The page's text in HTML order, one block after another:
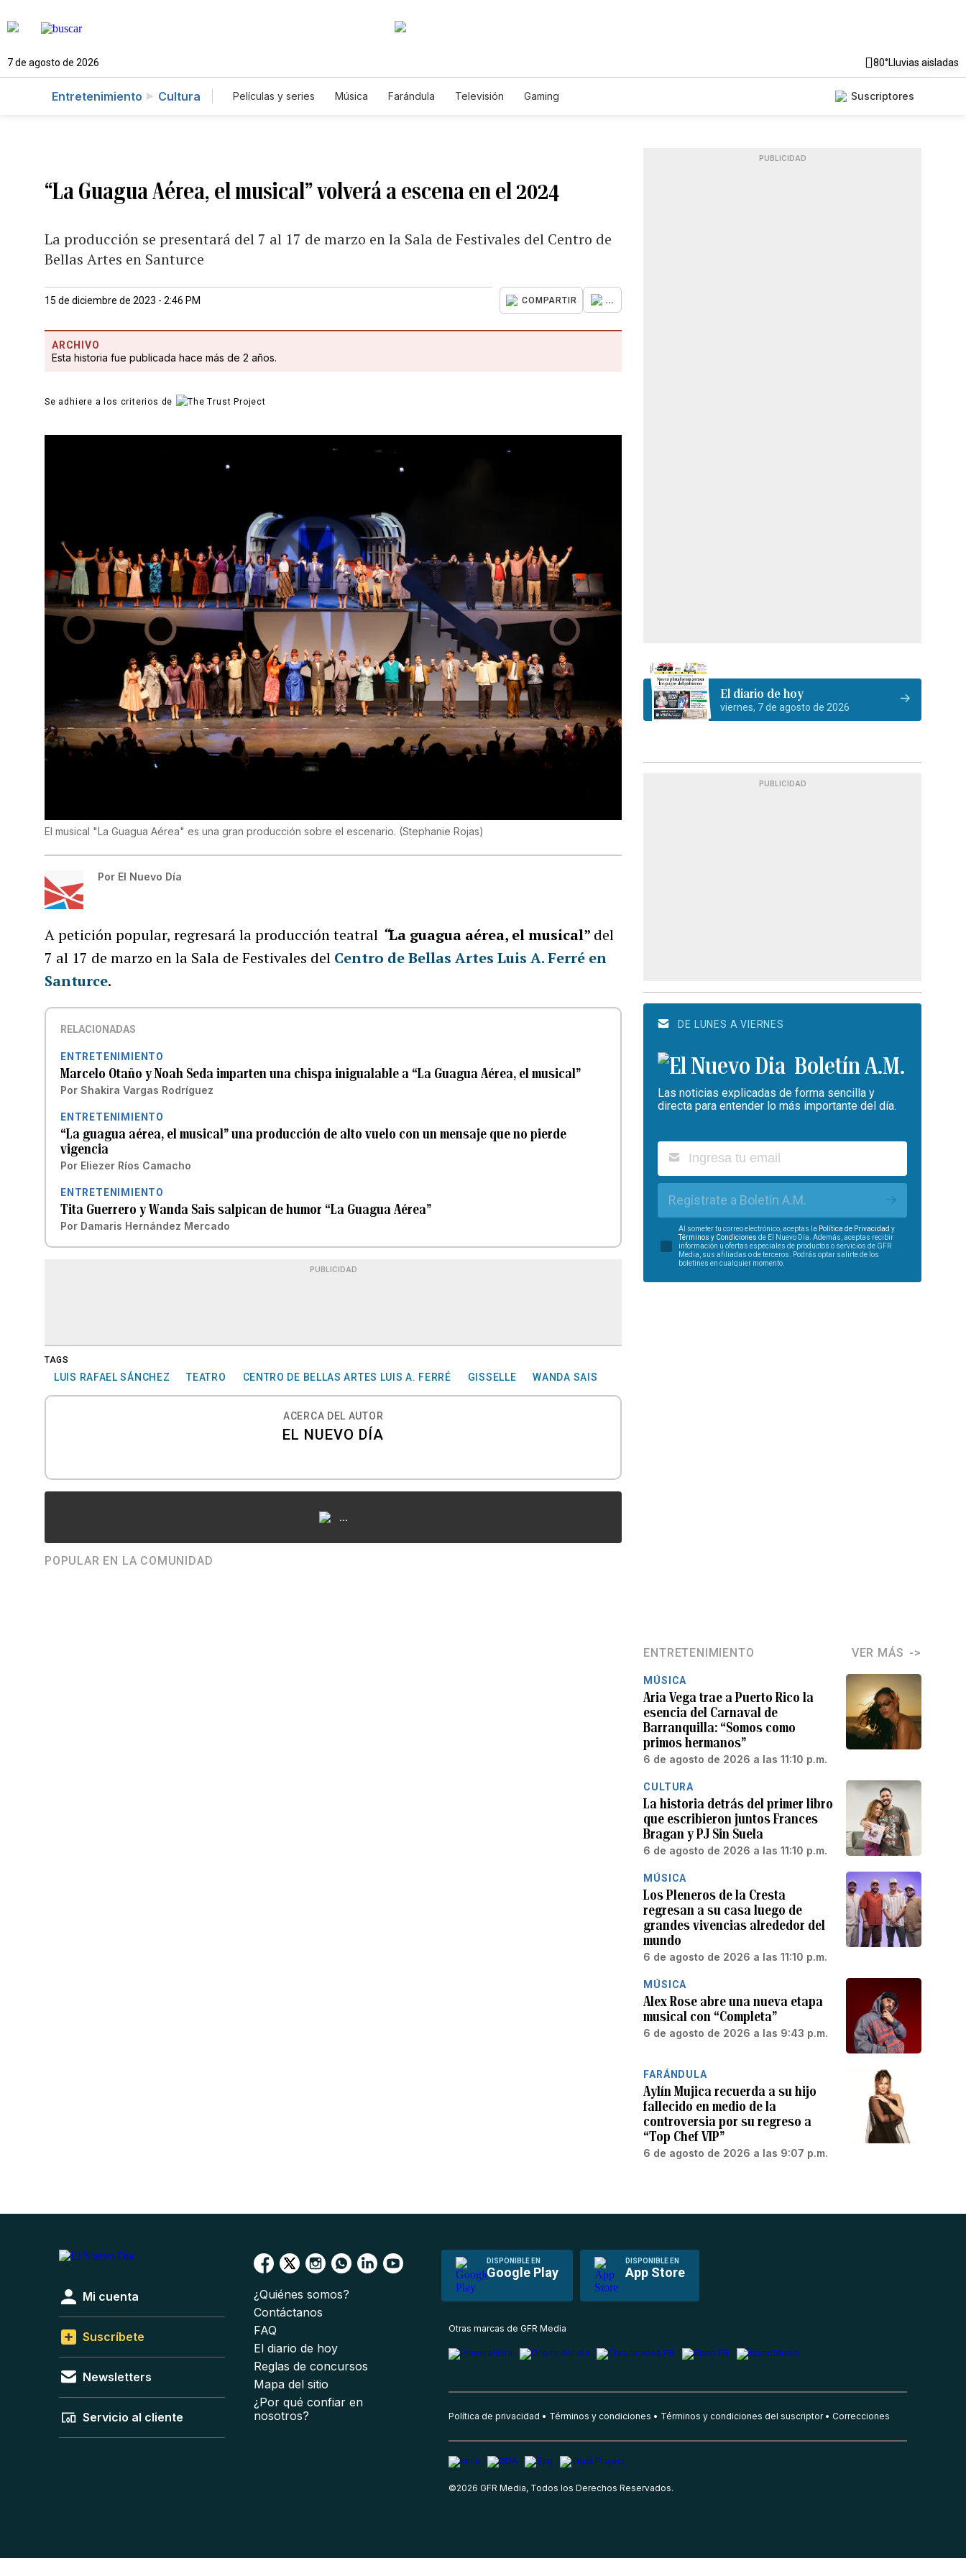
7 de agosto de 2026 80°Lluvias aisladas
Entretenimiento Cultura Películas y series Música Farándula Televisión Gaming Suscriptores
“La Guagua Aérea, el musical” volverá a escena en el 2024
La producción se presentará del 7 al 17 de marzo en la Sala de Festivales del Centro de
Bellas Artes en Santurce
15 de diciembre de 2023 - 2:46 PM COMPARTIR ...
ARCHIVO
Esta historia fue publicada hace más de 2 años.
Se adhiere a los criterios de
El musical "La Guagua Aérea" es una gran producción sobre el escenario. (Stephanie Rojas)
Por El Nuevo Día
A petición popular, regresará la producción teatral “La guagua aérea, el musical” del
7 al 17 de marzo en la Sala de Festivales del Centro de Bellas Artes Luis A. Ferré en
Santurce.
RELACIONADAS
ENTRETENIMIENTO
Marcelo Otaño y Noah Seda imparten una chispa inigualable a “La Guagua Aérea, el musical”
Por Shakira Vargas Rodríguez
ENTRETENIMIENTO
“La guagua aérea, el musical” una producción de alto vuelo con un mensaje que no pierde
vigencia
Por Eliezer Ríos Camacho
ENTRETENIMIENTO
Tita Guerrero y Wanda Sais salpican de humor “La Guagua Aérea”
Por Damaris Hernández Mercado
PUBLICIDAD
TAGS
LUIS RAFAEL SÁNCHEZ TEATRO CENTRO DE BELLAS ARTES LUIS A. FERRÉ GISSELLE WANDA SAIS
ACERCA DEL AUTOR
EL NUEVO DÍA
...
POPULAR EN LA COMUNIDAD
PUBLICIDAD
El diario de hoy
viernes, 7 de agosto de 2026
PUBLICIDAD
DE LUNES A VIERNES
Boletín A.M.
Las noticias explicadas de forma sencilla y
directa para entender lo más importante del día.
Regístrate a Boletín A.M.
Al someter tu correo electrónico, aceptas la Política de Privacidad y
Términos y Condiciones de El Nuevo Día. Además, aceptas recibir
información u ofertas especiales de productos o servicios de GFR
Media, sus afiliadas o de terceros. Podrás optar salirte de los
boletines en cualquier momento.
ENTRETENIMIENTO VER MÁS
MÚSICA
Aria Vega trae a Puerto Rico la
esencia del Carnaval de
Barranquilla: “Somos como
primos hermanos”
6 de agosto de 2026 a las 11:10 p.m.
CULTURA
La historia detrás del primer libro
que escribieron juntos Frances
Bragan y PJ Sin Suela
6 de agosto de 2026 a las 11:10 p.m.
MÚSICA
Los Pleneros de la Cresta
regresan a su casa luego de
grandes vivencias alrededor del
mundo
6 de agosto de 2026 a las 11:10 p.m.
MÚSICA
Alex Rose abre una nueva etapa
musical con “Completa”
6 de agosto de 2026 a las 9:43 p.m.
FARÁNDULA
Aylín Mujica recuerda a su hijo
fallecido en medio de la
controversia por su regreso a
“Top Chef VIP”
6 de agosto de 2026 a las 9:07 p.m.
DISPONIBLE EN
Google Play
DISPONIBLE EN
App Store
Mi cuenta
Suscríbete
Newsletters
Servicio al cliente
¿Quiénes somos?
Contáctanos
FAQ
El diario de hoy
Reglas de concursos
Mapa del sitio
¿Por qué confiar en
nosotros?
Otras marcas de GFR Media
Política de privacidad Términos y condiciones Términos y condiciones del suscriptor Correcciones
©2026 GFR Media, Todos los Derechos Reservados.